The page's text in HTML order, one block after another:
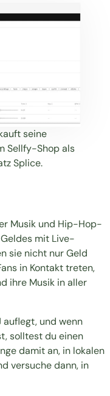
seine
Sellfy-Shopals
Splice.
Musik und Hip-Hop-
mit Live-
sie nicht nur Geld
in Kontakt treten,
ihre Musik in aller
auflegt, und wenn
solltest du einen
damit an, in lokalen
versuche dann, in